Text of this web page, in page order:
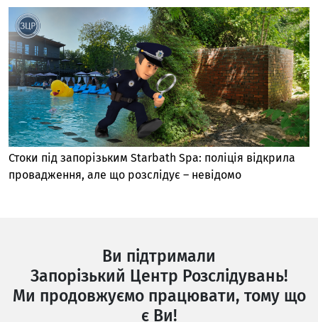
Стоки під запорізьким Starbath Spa: поліція відкрила
провадження, але що розслідує – невідомо
Ви підтримали
Запорізький Центр Розслідувань!
Ми продовжуємо працювати, тому що
є Ви!